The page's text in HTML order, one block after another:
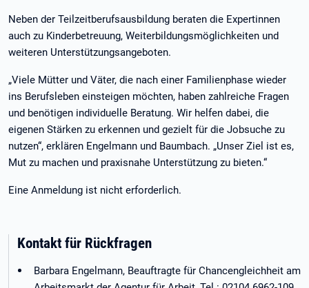
Neben der Teilzeitberufsausbildung beraten die Expertinnen
auch zu Kinderbetreuung, Weiterbildungsmöglichkeiten und
weiteren Unterstützungsangeboten.
„Viele Mütter und Väter, die nach einer Familienphase wieder
ins Berufsleben einsteigen möchten, haben zahlreiche Fragen
und benötigen individuelle Beratung. Wir helfen dabei, die
eigenen Stärken zu erkennen und gezielt für die Jobsuche zu
nutzen“, erklären Engelmann und Baumbach. „Unser Ziel ist es,
Mut zu machen und praxisnahe Unterstützung zu bieten.“
Eine Anmeldung ist nicht erforderlich.
Kontakt für Rückfragen
Barbara Engelmann, Beauftragte für Chancengleichheit am